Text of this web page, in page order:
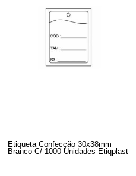
Etiqueta Confecção 30x38mm
Branco C/ 1000 Unidades Etiqplast